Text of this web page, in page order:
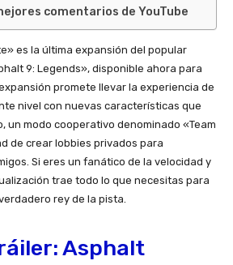
comentarios de YouTube
es la última expansión del popular
9: Legends», disponible ahora para
promete llevar la experiencia de
nivel con nuevas características que
un modo cooperativo denominado «Team
de crear lobbies privados para
Si eres un fanático de la velocidad y
trae todo lo que necesitas para
rey de la pista.
Asphalt